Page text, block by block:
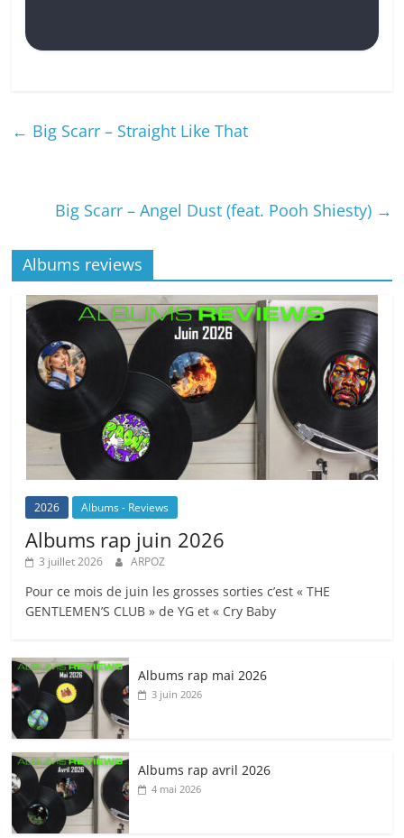
← Big Scarr – Straight Like That
Big Scarr – Angel Dust (feat. Pooh Shiesty) →
Albums reviews
2026 Albums - Reviews
Albums rap juin 2026
3 juillet 2026 ARPOZ
Pour ce mois de juin les grosses sorties c’est « THE
GENTLEMEN’S CLUB » de YG et « Cry Baby
Albums rap mai 2026
3 juin 2026
Albums rap avril 2026
4 mai 2026